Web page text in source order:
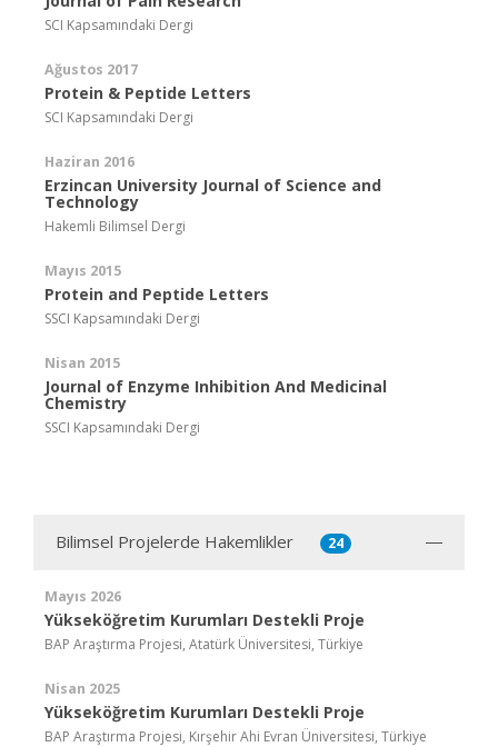
SCI Kapsamındaki Dergi
Ağustos 2017
Protein & Peptide Letters
SCI Kapsamındaki Dergi
Haziran 2016
Erzincan University Journal of Science and
Technology
Hakemli Bilimsel Dergi
Mayıs 2015
Protein and Peptide Letters
SSCI Kapsamındaki Dergi
Nisan 2015
Journal of Enzyme Inhibition And Medicinal
Chemistry
SSCI Kapsamındaki Dergi
Bilimsel Projelerde Hakemlikler 24
Mayıs 2026
Yükseköğretim Kurumları Destekli Proje
BAP Araştırma Projesi, Atatürk Üniversitesi, Türkiye
Nisan 2025
Yükseköğretim Kurumları Destekli Proje
BAP Araştırma Projesi, Kırşehir Ahi Evran Üniversitesi, Türkiye